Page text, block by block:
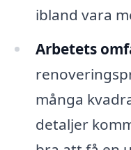
ibland vara
Arbetets
många
detaljer